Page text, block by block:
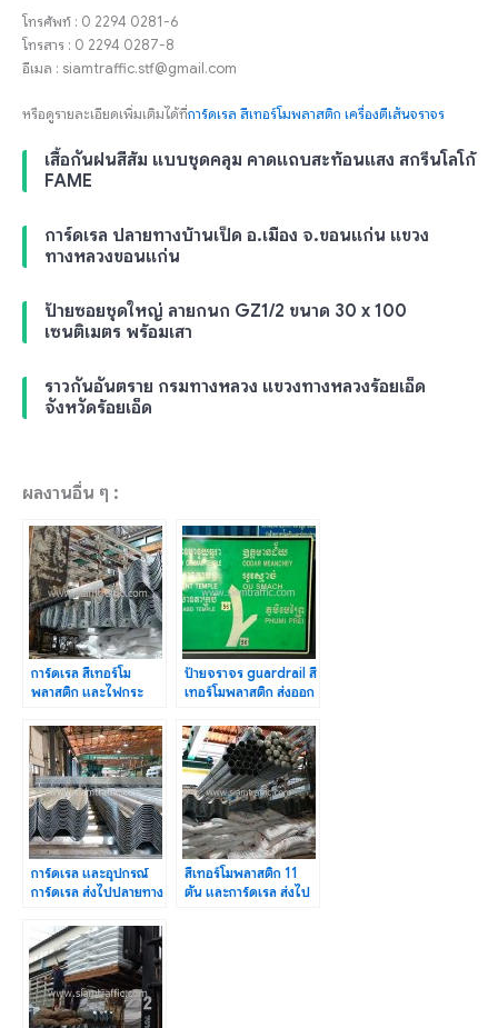
โทรศัพท์ : 0 2294 0281-6
โทรสาร : 0 2294 0287-8
อีเมล : siamtraffic.stf@gmail.com
หรือดูรายละเอียดเพิ่มเติมได้ที่การ์ดเรล สีเทอร์โมพลาสติก เครื่องตีเส้นจราจร
เสื้อกันฝนสีส้ม แบบชุดคลุม คาดแถบสะท้อนแสง สกรีนโลโก้
FAME
การ์ดเรล ปลายทางบ้านเป็ด อ.เมือง จ.ขอนแก่น แขวง
ทางหลวงขอนแก่น
ป้ายซอยชุดใหญ่ ลายกนก GZ1/2 ขนาด 30 x 100
เซนติเมตร พร้อมเสา
ราวกันอันตราย กรมทางหลวง แขวงทางหลวงร้อยเอ็ด
จังหวัดร้อยเอ็ด
ผลงานอื่น ๆ :
การ์ดเรล สีเทอร์โม
พลาสติก และไฟกระ
บ.ดงใหม่
ป้ายจราจร guardrail สี
เทอร์โมพลาสติก ส่งออก
การ์ดเรล และอุปกรณ์
การ์ดเรล ส่งไปปลายทาง
สีเทอร์โมพลาสติก 11
ตัน และการ์ดเรล ส่งไป